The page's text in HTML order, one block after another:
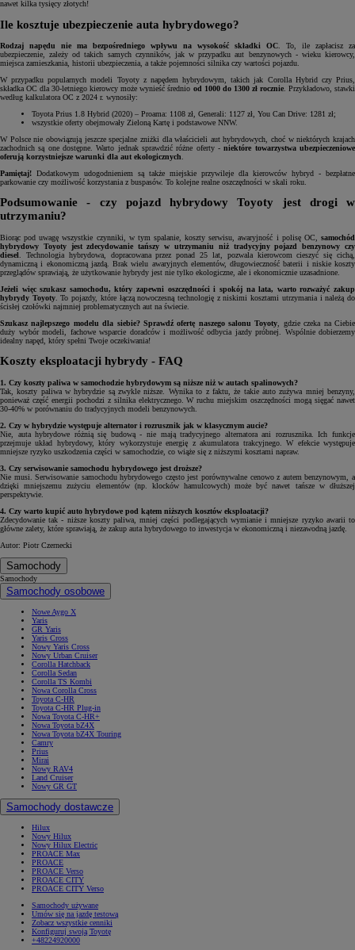
nawet kilka tysięcy złotych!
Ile kosztuje ubezpieczenie auta hybrydowego?
Rodzaj napędu nie ma bezpośredniego wpływu na wysokość składki OC . To, ile zapłacisz za
ubezpieczenie, zależy od takich samych czynników, jak w przypadku aut benzynowych - wieku kierowcy,
miejsca zamieszkania, historii ubezpieczenia, a także pojemności silnika czy wartości pojazdu.
W przypadku popularnych modeli Toyoty z napędem hybrydowym, takich jak Corolla Hybrid czy Prius,
składka OC dla 30-letniego kierowcy może wynieść średnio od 1000 do 1300 zł rocznie. Przykładowo, stawki
według kalkulatora OC z 2024 r. wynosiły:
Toyota Prius 1.8 Hybrid (2020) – Proama: 1108 zł, Generali: 1127 zł, You Can Drive: 1281 zł;
wszystkie oferty obejmowały Zieloną Kartę i podstawowe NNW.
W Polsce nie obowiązują jeszcze specjalne zniżki dla właścicieli aut hybrydowych, choć w niektórych krajach
zachodnich są one dostępne. Warto jednak sprawdzić różne oferty -niektóre towarzystwa ubezpieczeniowe
oferują korzystniejsze warunki dla aut ekologicznych
Pamiętaj! Dodatkowym udogodnieniem są także miejskie przywileje dla kierowców hybryd - bezpłatne
parkowanie czy możliwość korzystania z buspasów. To kolejne realne oszczędności w skali roku.
Podsumowanie - czy pojazd hybrydowy Toyoty jest drogi w
utrzymaniu?
Biorąc pod uwagę wszystkie czynniki, w tym spalanie, koszty serwisu, awaryjność i polisę OC, samochód
hybrydowy Toyoty jest zdecydowanie tańszy w utrzymaniu niż tradycyjny pojazd benzynowy czy
diesel . Technologia hybrydowa, dopracowana przez ponad 25 lat, pozwala kierowcom cieszyć się cichą,
dynamiczną i ekonomiczną jazdą. Brak wielu awaryjnych elementów, długowieczność baterii i niskie koszty
przeglądów sprawiają, że użytkowanie hybrydy jest nie tylko ekologiczne, ale i ekonomicznie uzasadnione.
Jeżeli więc szukasz samochodu, który zapewni oszczędności i spokój na lata, warto rozważyć zakup
hybrydy Toyoty. To pojazdy, które łączą nowoczesną technologię z niskimi kosztami utrzymania i należą do
ścisłej czołówki najmniej problematycznych aut na świecie.
Szukasz najlepszego modelu dla siebie? Sprawdź ofertę naszego salonu Toyoty , gdzie czeka na Ciebie
duży wybór modeli, fachowe wsparcie doradców i możliwość odbycia jazdy próbnej. Wspólnie dobierzemy
idealny napęd, który spełni Twoje oczekiwania!
Koszty eksploatacji hybrydy - FAQ
1. Czy koszty paliwa w samochodzie hybrydowym są niższe niż w autach spalinowych?
Tak, koszty paliwa w hybrydzie są zwykle niższe. Wynika to z faktu, że takie auto zużywa mniej benzyny,
ponieważ część energii pochodzi z silnika elektrycznego. W ruchu miejskim oszczędności mogą sięgać nawet
30-40% w porównaniu do tradycyjnych modeli benzynowych.
2. Czy w hybrydzie występuje alternator i rozrusznik jak w klasycznym aucie?
Nie, auta hybrydowe różnią się budową - nie mają tradycyjnego alternatora ani rozrusznika. Ich funkcje
przejmuje układ hybrydowy, który wykorzystuje energię z akumulatora trakcyjnego. W efekcie występuje
mniejsze ryzyko uszkodzenia części w samochodzie, co wiąże się z niższymi kosztami napraw.
3. Czy serwisowanie samochodu hybrydowego jest droższe?
Nie musi. Serwisowanie samochodu hybrydowego często jest porównywalne cenowo z autem benzynowym, a
dzięki mniejszemu zużyciu elementów (np. klocków hamulcowych) może być nawet tańsze w dłuższej
perspektywie.
4. Czy warto kupić auto hybrydowe pod kątem niższych kosztów eksploatacji?
Zdecydowanie tak - niższe koszty paliwa, mniej części podlegających wymianie i mniejsze ryzyko awarii to
główne zalety, które sprawiają, że zakup auta hybrydowego to inwestycja w ekonomiczną i niezawodną jazdę.
Autor: Piotr Czernecki
Samochody
Samochody
Samochody osobowe
Nowe Aygo X
Yaris
GR Yaris
Yaris Cross
Nowy Yaris Cross
Nowy Urban Cruiser
Corolla Hatchback
Corolla Sedan
Corolla TS Kombi
Nowa Corolla Cross
Toyota C-HR
Toyota C-HR Plug-in
Nowa Toyota C-HR+
Nowa Toyota bZ4X
Nowa Toyota bZ4X Touring
Camry
Prius
Mirai
Nowy RAV4
Land Cruiser
Nowy GR GT
Samochody dostawcze
Hilux
Nowy Hilux
Nowy Hilux Electric
PROACE Max
PROACE
PROACE Verso
PROACE CITY
PROACE CITY Verso
Samochody używane
Umów się na jazdę testową
Zobacz wszystkie cenniki
Konfiguruj swoją Toyotę
+48224920000